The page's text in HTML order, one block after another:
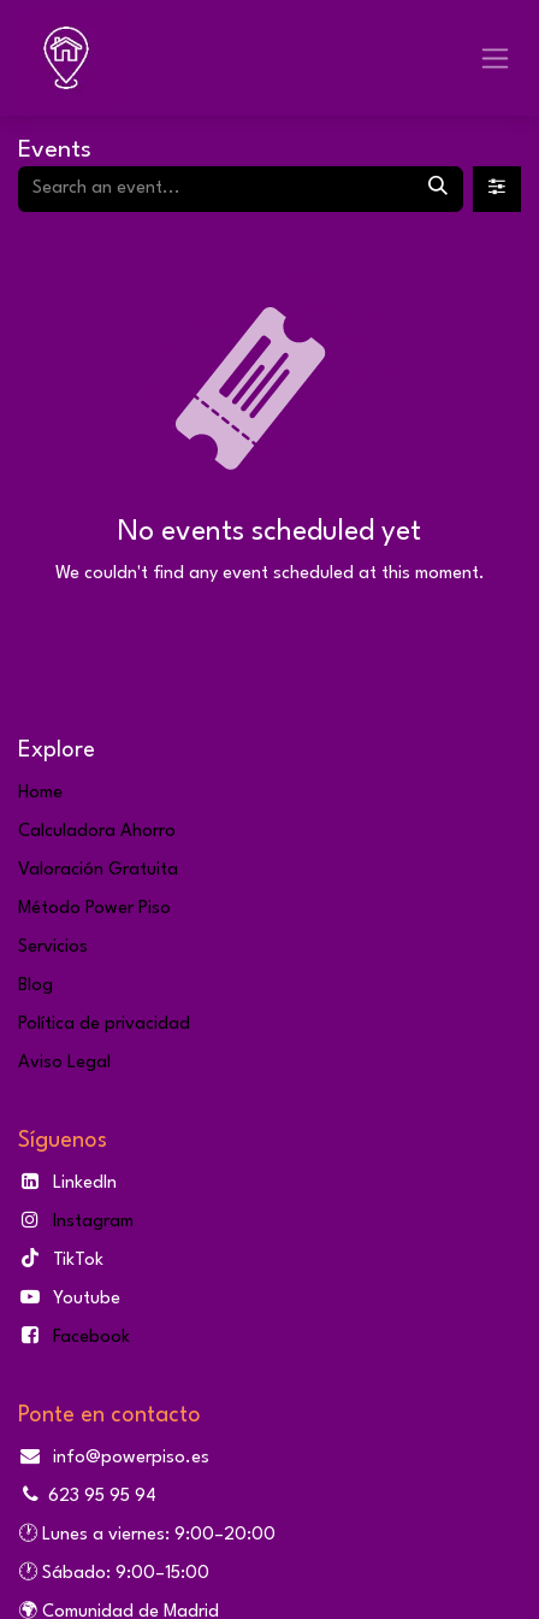
Events
No events scheduled yet
We couldn't find any event scheduled at this moment.
Síguenos
LinkedIn
Instagram
TikTok
Youtube
Facebook
Ponte en contacto
info@powerpiso.es
623 95 95 94
🕐 Lunes a viernes: 9:00–20:00
🕐 Sábado: 9:00–15:00
🌍 Comunidad de Madrid
Explore
Home
Calculadora Ahorro
Valoración Gratuita
Método Power Piso
Servicios
Blog
Política de privacidad
Aviso Legal